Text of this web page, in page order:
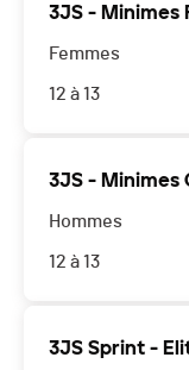
3JS - Minimes
Femmes
12 à 13
3JS - Minimes
Hommes
12 à 13
3JS Sprint -